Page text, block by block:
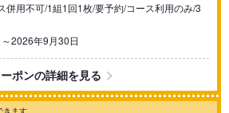
併用不可/1組1回1枚/要予約/コース利用のみ/3
2026年9月30日
ポンの詳細を見る
きます